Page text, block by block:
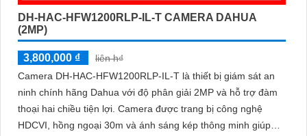
DH-HAC-HFW1200RLP-IL-T CAMERA DAHUA
(2MP)
3,800,000 ₫
liên h₫
Camera DH-HAC-HFW1200RLP-IL-T là thiết bị giám sát an
ninh chính hãng Dahua với độ phân giải 2MP và hỗ trợ đàm
thoại hai chiều tiện lợi. Camera được trang bị công nghệ
HDCVI, hồng ngoại 30m và ánh sáng kép thông minh giúp